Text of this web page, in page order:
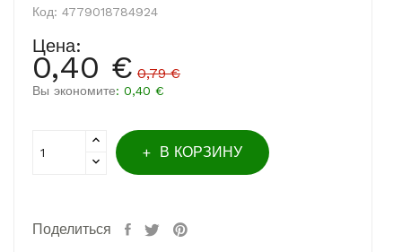
Код: 4779018784924
Цена:
0,40 € 0,79 €
Вы экономите: 0,40 €
В КОРЗИНУ
Поделиться